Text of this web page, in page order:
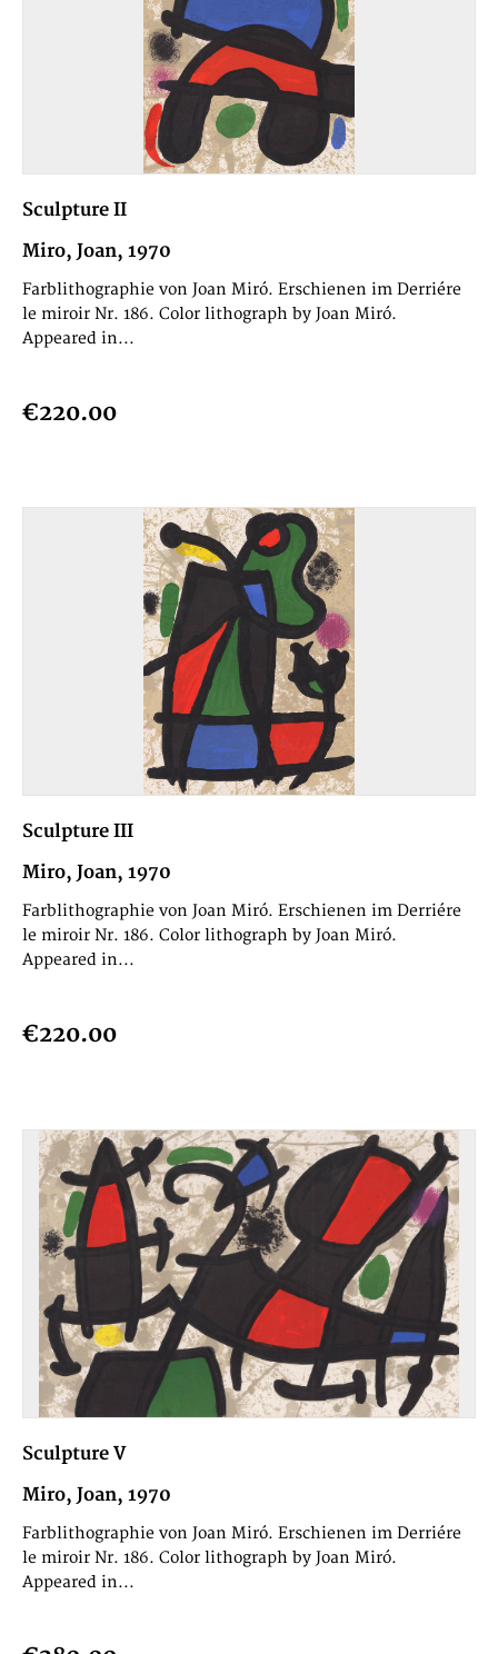
Sculpture II
Miro, Joan, 1970
Farblithographie von Joan Miró. Erschienen im Derriére
le miroir Nr. 186. Color lithograph by Joan Miró.
Appeared in...
€220.00
Sculpture III
Miro, Joan, 1970
Farblithographie von Joan Miró. Erschienen im Derriére
le miroir Nr. 186. Color lithograph by Joan Miró.
Appeared in...
€220.00
Sculpture V
Miro, Joan, 1970
Farblithographie von Joan Miró. Erschienen im Derriére
le miroir Nr. 186. Color lithograph by Joan Miró.
Appeared in...